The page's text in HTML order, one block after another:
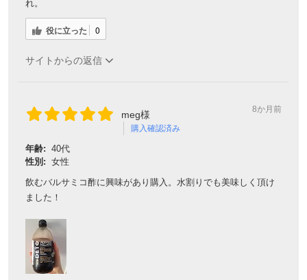
れ。
役に立った 0
サイトからの返信
meg様
購入確認済み
8か月前
年齢: 40代
性別: 女性
飲むバルサミコ酢に興味があり購入。水割りでも美味しく頂け
ました！